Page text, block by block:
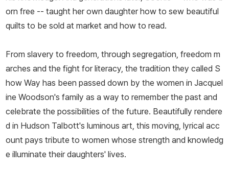
orn free -- taught her own daughter how to sew beautiful
quilts to be sold at market and how to read.
From slavery to freedom, through segregation, freedom m
arches and the fight for literacy, the tradition they called S
how Way has been passed down by the women in Jacquel
ine Woodson's family as a way to remember the past and
celebrate the possibilities of the future. Beautifully rendere
d in Hudson Talbott's luminous art, this moving, lyrical acc
ount pays tribute to women whose strength and knowledg
e illuminate their daughters' lives.